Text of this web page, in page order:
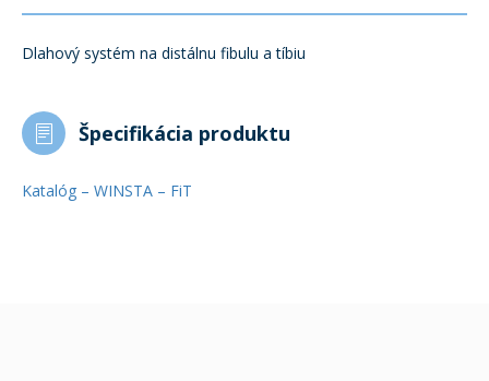
Dlahový systém na distálnu fibulu a tíbiu
Špecifikácia produktu
Katalóg – WINSTA – FiT